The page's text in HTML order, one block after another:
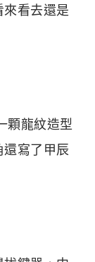
看去還是
顆龍紋造型
寫了甲辰